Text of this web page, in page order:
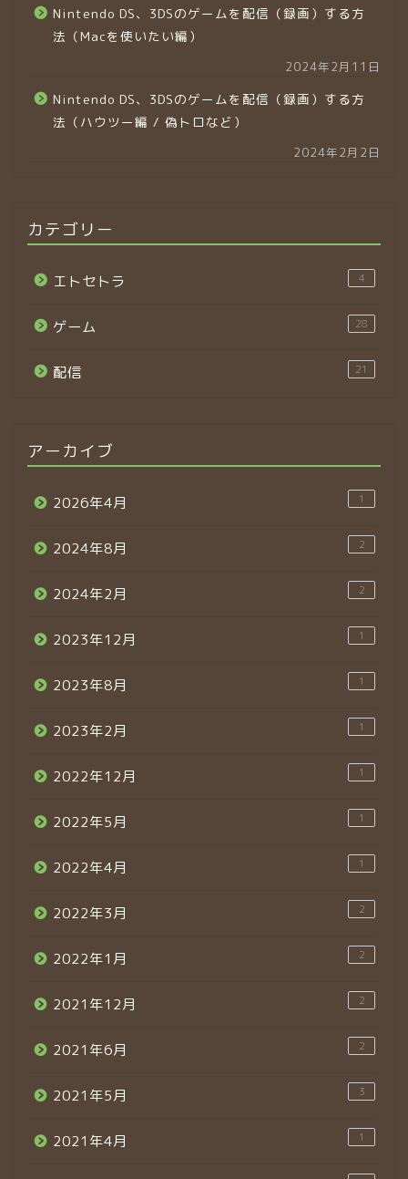
Nintendo DS、3DSのゲームを配信（録画）する方
法（Macを使いたい編）
2024年2月11日
Nintendo DS、3DSのゲームを配信（録画）する方
法（ハウツー編 / 偽トロなど）
2024年2月2日
カテゴリー
エトセトラ 4
ゲーム 28
配信 21
アーカイブ
2026年4月 1
2024年8月 2
2024年2月 2
2023年12月 1
2023年8月 1
2023年2月 1
2022年12月 1
2022年5月 1
2022年4月 1
2022年3月 2
2022年1月 2
2021年12月 2
2021年6月 2
2021年5月 3
2021年4月 1